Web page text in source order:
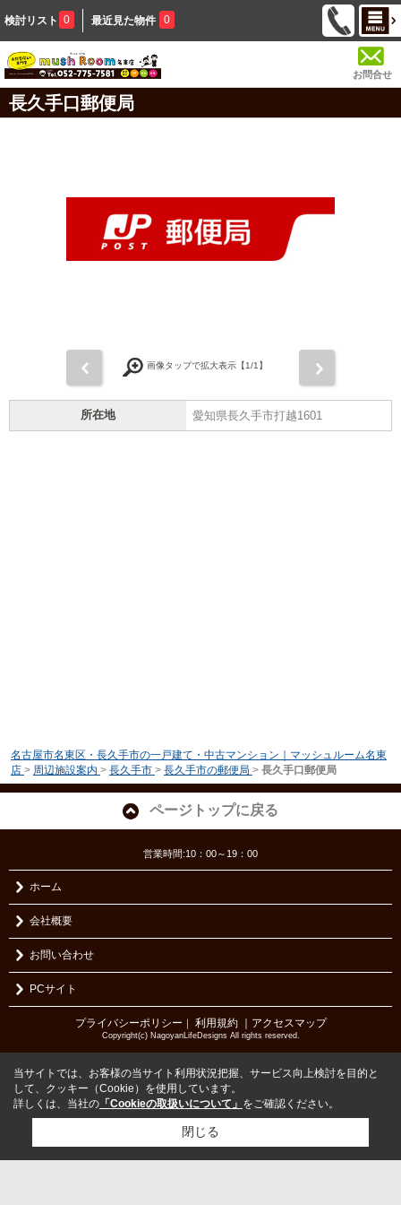
検討リスト 0 最近見た物件 0
お問合せ
長久手口郵便局
画像タップで拡大表示【1/1】
所在地 愛知県長久手市打越1601
名古屋市名東区・長久手市の一戸建て・中古マンション｜マッシュルーム名東
店 > 周辺施設案内 > 長久手市 > 長久手市の郵便局 > 長久手口郵便局
ページトップに戻る
営業時間:10：00～19：00
ホーム
会社概要
お問い合わせ
PCサイト
プライバシーポリシー ｜ 利用規約 ｜アクセスマップ
Copyright(c) NagoyanLifeDesigns All rights reserved.
当サイトでは、お客様の当サイト利用状況把握、サービス向上検討を目的と
して、クッキー（Cookie）を使用しています。
詳しくは、当社の 「Cookieの取扱いについて」 をご確認ください。
閉じる